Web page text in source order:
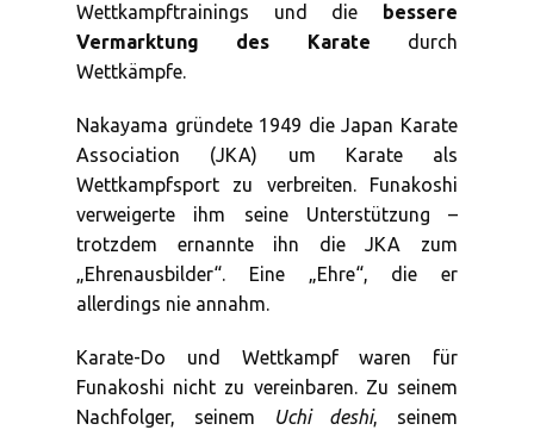
Wettkampftrainings und die bessere
Vermarktung des Karate durch
Wettkämpfe.
Nakayama gründete 1949 die Japan Karate
Association (JKA) um Karate als
Wettkampfsport zu verbreiten. Funakoshi
verweigerte ihm seine Unterstützung –
trotzdem ernannte ihn die JKA zum
„Ehrenausbilder“. Eine „Ehre“, die er
allerdings nie annahm.
Karate-Do und Wettkampf waren für
Funakoshi nicht zu vereinbaren. Zu seinem
Nachfolger, seinem
Uchi deshi, seinem